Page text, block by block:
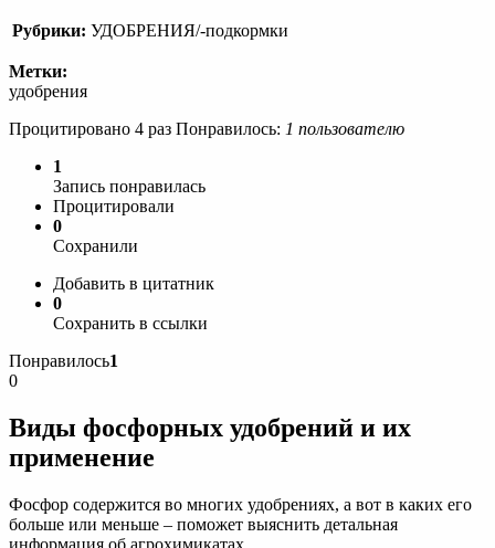
Рубрики: УДОБРЕНИЯ/-подкормки
Метки:
удобрения
Процитировано 4 раз Понравилось: 1 пользователю
1
Запись понравилась
Процитировали
0
Сохранили
Добавить в цитатник
0
Сохранить в ссылки
Понравилось1
0
Виды фосфорных удобрений и их
применение
Фосфор содержится во многих удобрениях, а вот в каких его
больше или меньше – поможет выяснить детальная
информация об агрохимикатах.